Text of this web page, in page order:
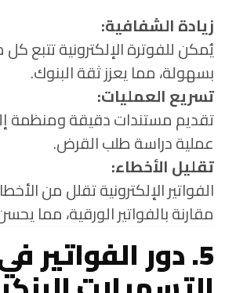
زيادة الشفافية:
يُمكن للفوترة الإلكترونية تتبع
بسهولة، مما يعزز ثقة البنوك.
تسريع العمليات:
تقديم مستندات دقيقة ومنظمة
عملية دراسة طلب القرض.
تقليل الأخطاء:
الفواتير الإلكترونية تقلل من
مقارنة بالفواتير الورقية، مما
5. دور الفواتير